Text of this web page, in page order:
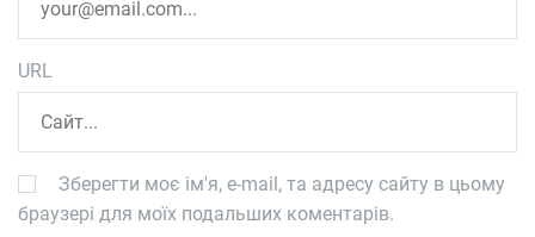
URL
Зберегти моє ім'я, e-mail, та адресу сайту в цьому
браузері для моїх подальших коментарів.